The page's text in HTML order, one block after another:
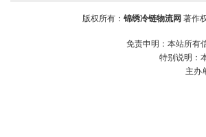
版权所有： 锦绣冷链物流网 著作
免责申明：本站所有
特别说明：
主办